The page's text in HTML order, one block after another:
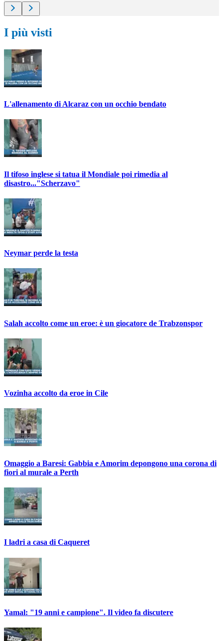
I più visti
L'allenamento di Alcaraz con un occhio bendato
Il tifoso inglese si tatua il Mondiale poi rimedia al
disastro..."Scherzavo"
Neymar perde la testa
Salah accolto come un eroe: è un giocatore de Trabzonspor
Vozinha accolto da eroe in Cile
Omaggio a Baresi: Gabbia e Amorim depongono una corona di
fiori al murale a Perth
I ladri a casa di Caqueret
Yamal: "19 anni e campione". Il video fa discutere